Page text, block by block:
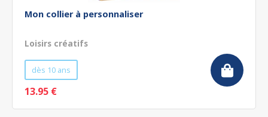
Mon collier à personnaliser
Loisirs créatifs
dès 10 ans
13.95 €